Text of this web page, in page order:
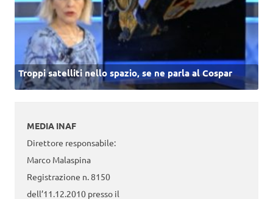
Troppi satelliti nello spazio, se ne parla al Cospar
MEDIA INAF
Direttore responsabile:
Marco Malaspina
Registrazione n. 8150
dell’11.12.2010 presso il